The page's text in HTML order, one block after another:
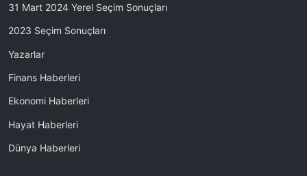
31 Mart 2024 Yerel Seçim Sonuçları
2023 Seçim Sonuçları
Yazarlar
Finans Haberleri
Ekonomi Haberleri
Hayat Haberleri
Dünya Haberleri